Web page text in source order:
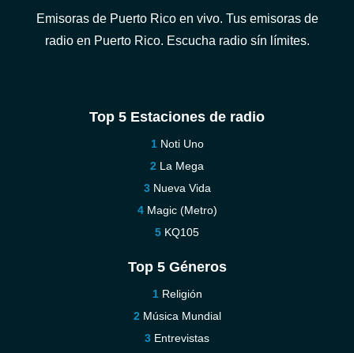
Emisoras de Puerto Rico en vivo. Tus emisoras de
radio en Puerto Rico. Escucha radio sín límites.
Top 5 Estaciones de radio
Noti Uno
La Mega
Nueva Vida
Magic (Metro)
KQ105
Top 5 Géneros
Religión
Música Mundial
Entrevistas